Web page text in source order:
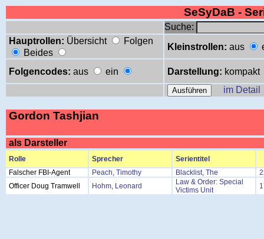
SeSyDaB -
Suche:
Hauptrollen: Übersicht
Folgen
Beides
Kleinstrollen: aus
Folgencodes: aus ein Darstellung: kompakt
im Detail
Gordon Tashjian
als Darsteller
Rolle Sprecher
Serientitel
Falscher FBI-Agent
Peach, Timothy Blacklist, The
Officer Doug Tramwell
Hohm, Leonard
Law & Order: Special
Victims Unit